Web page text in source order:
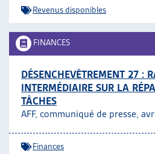
JOURNÉES D’AUTOMNE
Revenus disponibles
FINANCES
DÉSENCHEVÊTREMENT 27 :
INTERMÉDIAIRE SUR LA
TÂCHES
AFF, communiqué de presse,
Finances